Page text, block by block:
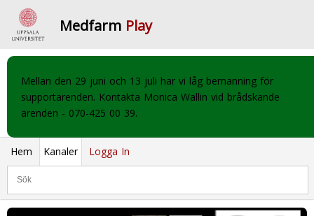
Medfarm Play
Mellan den 29 juni och 13 juli har vi låg bemanning för
supportärenden. Kontakta Monica Wallin vid brådskande
ärenden - 070-425 00 39.
Hem Kanaler Logga In